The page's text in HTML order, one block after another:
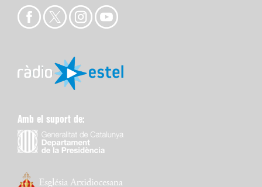
Amb el suport de: